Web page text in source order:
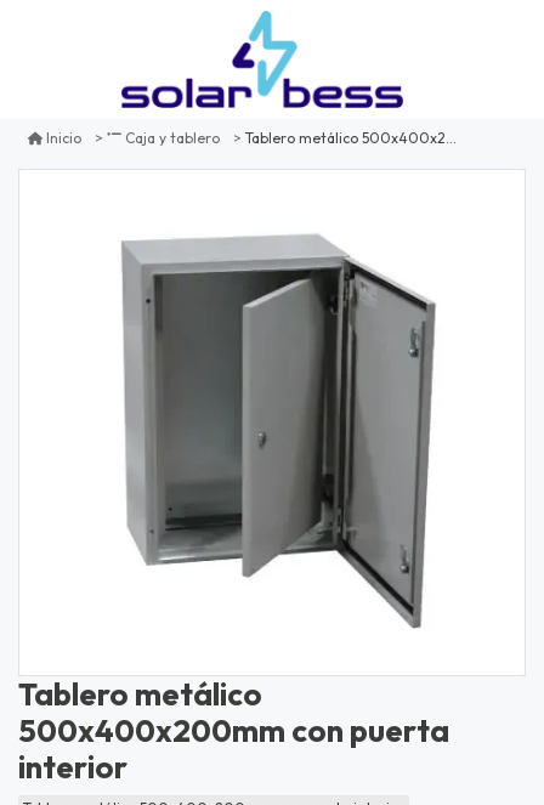
Inicio Caja y tablero Tablero metálico 500x400x200mm con puerta interior
Tablero metálico
500x400x200mm con puerta
interior